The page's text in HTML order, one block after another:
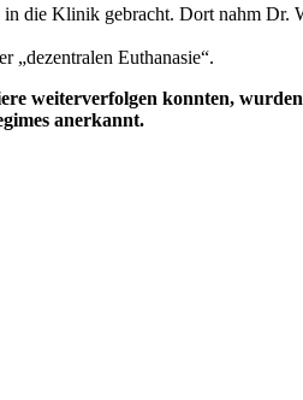
Klinik gebracht. Dort nahm Dr.
„dezentralen Euthanasie“.
weiterverfolgen konnten, wurden
anerkannt.